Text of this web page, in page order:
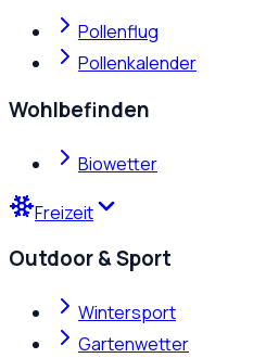
Pollenflug
Pollenkalender
Wohlbefinden
Biowetter
Freizeit
Outdoor & Sport
Wintersport
Gartenwetter